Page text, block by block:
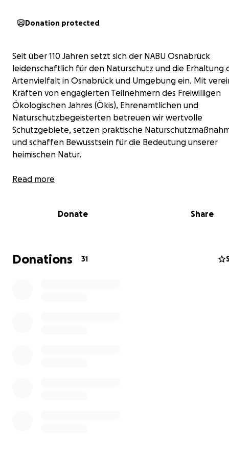
Donation protected
Seit über 110 Jahren setzt sich der NABU Osnabrück
leidenschaftlich für den Naturschutz und die Erhaltung
Artenvielfalt in Osnabrück und Umgebung ein. Mit
Kräften von engagierten Teilnehmern des Freiwilligen
Ökologischen Jahres (Ökis), Ehrenamtlichen und
Naturschutzbegeisterten betreuen wir wertvolle
Schutzgebiete, setzen praktische
und schaffen Bewusstsein für die Bedeutung unserer
heimischen Natur.
Read more
Donate Share
Donations 31